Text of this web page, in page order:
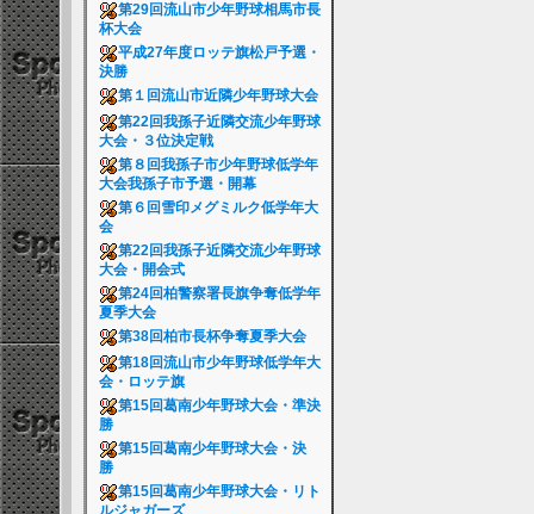
第29回流山市少年野球相馬市長
杯大会
平成27年度ロッテ旗松戸予選・
決勝
第１回流山市近隣少年野球大会
第22回我孫子近隣交流少年野球
大会・３位決定戦
第８回我孫子市少年野球低学年
大会我孫子市予選・開幕
第６回雪印メグミルク低学年大
会
第22回我孫子近隣交流少年野球
大会・開会式
第24回柏警察署長旗争奪低学年
夏季大会
第38回柏市長杯争奪夏季大会
第18回流山市少年野球低学年大
会・ロッテ旗
第15回葛南少年野球大会・準決
勝
第15回葛南少年野球大会・決
勝
第15回葛南少年野球大会・リト
ルジャガーズ